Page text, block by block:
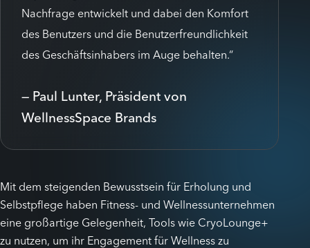
Nachfrage entwickelt und dabei den Komfort
des Benutzers und die Benutzerfreundlichkeit
des Geschäftsinhabers im Auge behalten.“
— Paul Lunter, Präsident von
WellnessSpace Brands
Mit dem steigenden Bewusstsein für Erholung und
Selbstpflege haben Fitness- und Wellnessunternehmen
eine großartige Gelegenheit, Tools wie CryoLounge+
zu nutzen, um ihr Engagement für Wellness zu